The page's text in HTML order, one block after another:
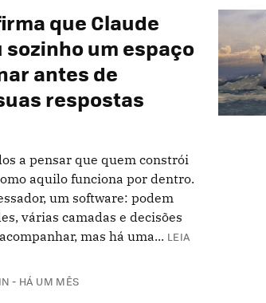
que Claude
sozinho um espaço
antes de
respostas
a pensar que quem constrói
aquilo funciona por dentro.
um software: podem
várias camadas e decisões
mas há uma... LEIA
HÁ UM MÊS